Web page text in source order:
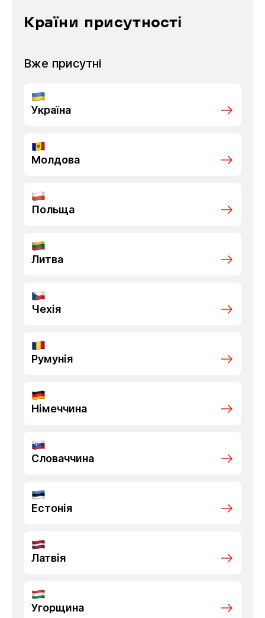
Країни присутності
Вже присутні
Україна
Молдова
Польща
Литва
Чехія
Румунія
Німеччина
Словаччина
Естонія
Латвія
Угорщина